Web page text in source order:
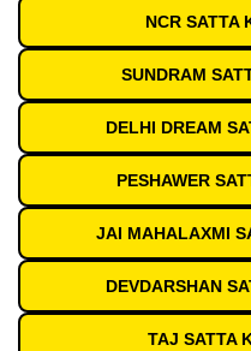
NCR SATTA
SUNDRAM
DELHI DREAM
PESHAWER
JAI MAHALAXMI
DEVDARSHAN
TAJ SATTA